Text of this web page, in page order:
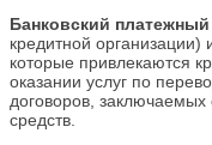
Банковский платежный
кредитной
которые привлекаются
оказании услуг по
договоров,
средств.